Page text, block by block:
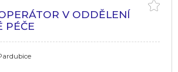
V ODDĚLENÍ
PÉČE